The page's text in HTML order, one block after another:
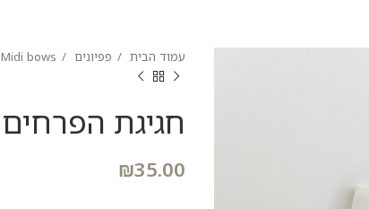
עמוד הבית פפיונים Midi bows
חגיגת הפרחים
₪35.00